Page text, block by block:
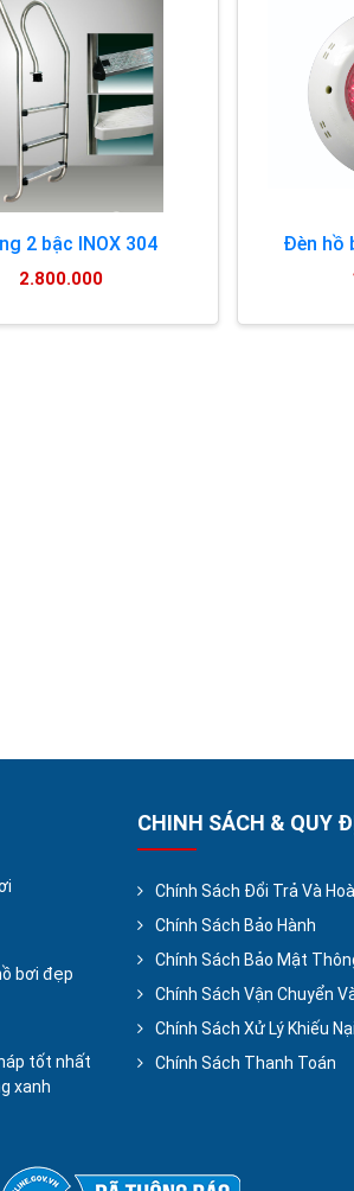
2 bậc INOX 304
2.800.000
Đèn hồ
bơi đẹp
tốt nhất
xanh
CHINH SÁCH & QUY
Chính Sách Đổi Trả Và
Chính Sách Bảo Hành
Chính Sách Bảo Mật
Chính Sách Vận Chuyển
Chính Sách Xử Lý Khiếu Nại
Chính Sách Thanh Toán